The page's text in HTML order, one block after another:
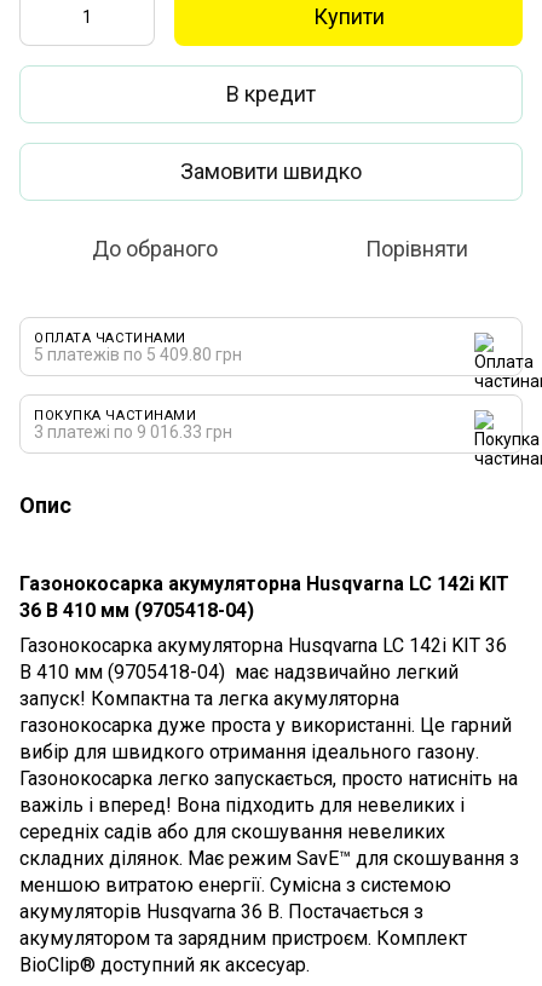
Купити
В кредит
Замовити швидко
До обраного Порівняти
ОПЛАТА ЧАСТИНАМИ
5 платежів по 5 409.80 грн
ПОКУПКА ЧАСТИНАМИ
3 платежі по 9 016.33 грн
Опис
Газонокосарка акумуляторна Husqvarna LC 142i KIT
36 В 410 мм (9705418-04)
Газонокосарка акумуляторна Husqvarna LC 142i KIT 36
В 410 мм (9705418-04) має надзвичайно легкий
запуск! Компактна та легка акумуляторна
газонокосарка дуже проста у використанні. Це гарний
вибір для швидкого отримання ідеального газону.
Газонокосарка легко запускається, просто натисніть на
важіль і вперед! Вона підходить для невеликих і
середніх садів або для скошування невеликих
складних ділянок. Має режим SavE™ для скошування з
меншою витратою енергії. Сумісна з системою
акумуляторів Husqvarna 36 В. Постачається з
акумулятором та зарядним пристроєм. Комплект
BioClip® доступний як аксесуар.